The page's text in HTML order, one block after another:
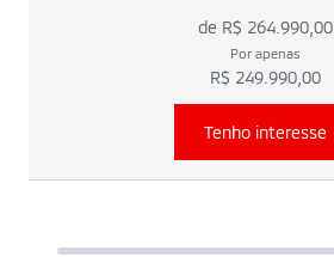
de R$ 264.990,00
Por apenas
R$ 249.990,00
Tenho interesse